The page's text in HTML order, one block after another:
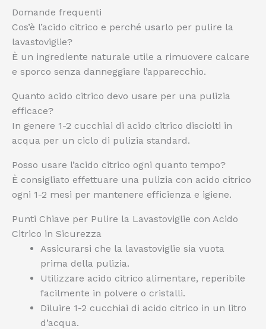
Domande frequenti
Cos’è l’acido citrico e perché usarlo per pulire la
lavastoviglie?
È un ingrediente naturale utile a rimuovere calcare
e sporco senza danneggiare l’apparecchio.
Quanto acido citrico devo usare per una pulizia
efficace?
In genere 1-2 cucchiai di acido citrico disciolti in
acqua per un ciclo di pulizia standard.
Posso usare l’acido citrico ogni quanto tempo?
È consigliato effettuare una pulizia con acido citrico
ogni 1-2 mesi per mantenere efficienza e igiene.
Punti Chiave per Pulire la Lavastoviglie con Acido
Citrico in Sicurezza
Assicurarsi che la lavastoviglie sia vuota
prima della pulizia.
Utilizzare acido citrico alimentare, reperibile
facilmente in polvere o cristalli.
Diluire 1-2 cucchiai di acido citrico in un litro
d’acqua.